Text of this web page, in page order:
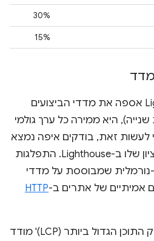
‎30%‎
15%
אחרי שמערכת Lighthouse אספה את מדדי הביצועים
היא ממירה כל ערך גולמי
מ-0 ל-100. כדי לעשות זאת, בודקים איפה נמצא
ערך המדד בהתפלגות הציון שלו ב-Lighthouse. התפלגות
נורמלית שמבוססת על מדדי
אמיתיים של אתרים ב-HTTP
לדוגמה, המדד 'הצגת חלק התוכן הגדול ביותר (LCP)' מודד